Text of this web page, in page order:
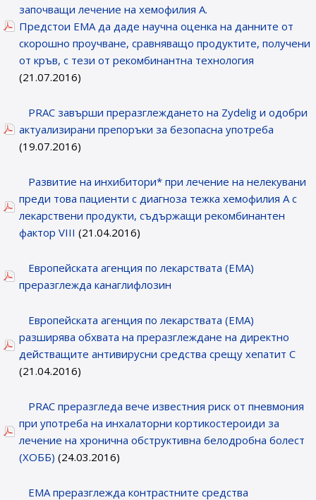
започващи лечение на хемофилия А.
Предстои EMA да даде научна оценка на данните от
скорошно проучване, сравняващо продуктите, получени
от кръв, с тези от рекомбинантна технология
(21.07.2016)
PRAC завърши преразглеждането на Zydelig и одобри
актуализирани препоръки за безопасна употреба
(19.07.2016)
Развитие на инхибитори* при лечение на нелекувани
преди това пациенти с диагноза тежка хемофилия А с
лекарствени продукти, съдържащи рекомбинантен
фактор VIII (21.04.2016)
Европейската агенция по лекарствата (EMA)
преразглежда канаглифлозин
Eвропейската агенция по лекарствата (ЕМА)
разширява обхвата на преразглеждане на директно
действащите антивирусни средства срещу хепатит С
(21.04.2016)
PRAC преразгледа вече известния риск от пневмония
при употреба на инхалаторни кортикостероиди за
лечение на хронична обструктивна белодробна болест
(ХОББ) (24.03.2016)
ЕМА преразглежда контрастните средства